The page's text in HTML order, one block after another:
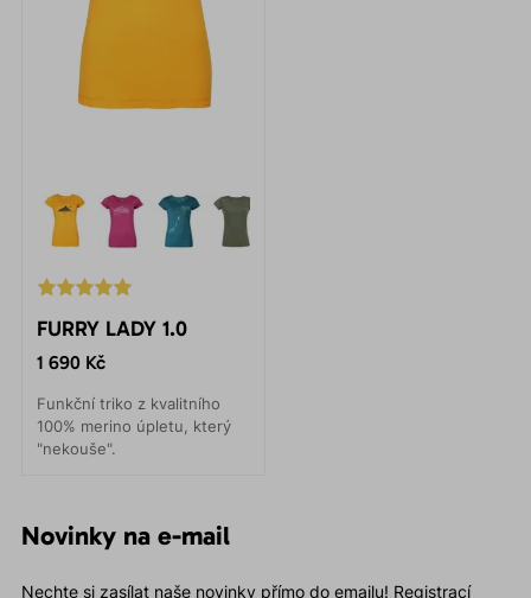
FURRY LADY 1.0
1 690 Kč
Funkční triko z kvalitního
100% merino úpletu, který
"nekouše".
Novinky na e-mail
Nechte si zasílat naše novinky přímo do emailu! Registrací